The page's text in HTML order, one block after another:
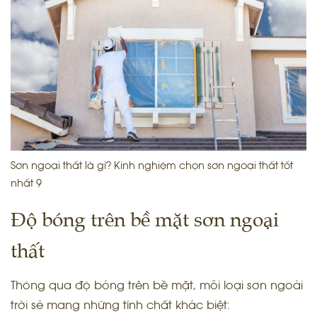
Sơn ngoại thất là gì? Kinh nghiệm chọn sơn ngoại thất tốt
nhất 9
Độ bóng trên bề mặt sơn ngoại
thất
Thông qua độ bóng trên bề mặt, mỗi loại sơn ngoài
trời sẽ mang những tính chất khác biệt: